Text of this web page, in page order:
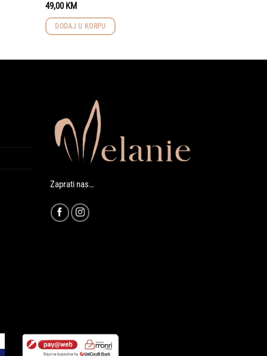
49,00KM
DODAJ U KORPU
Zaprati nas…